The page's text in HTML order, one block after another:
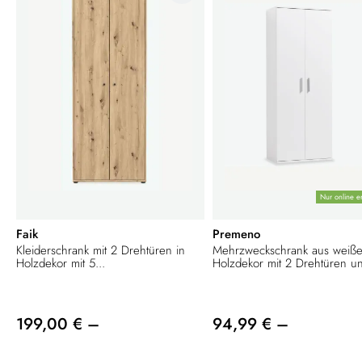
Faik
Kleiderschrank mit 2 Drehtüren in
Holzdekor mit 5...
199,00 € –
Nur online
Premeno
Mehrzweckschrank aus
Holzdekor mit 2 Drehtüren
94,99 € –